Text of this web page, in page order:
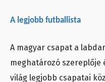
A legjobb futballista
A magyar csapat a
meghatározó szereplője
világ legjobb csapatai